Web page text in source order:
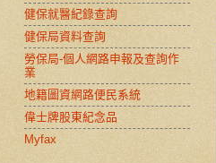
健保就醫紀錄查詢
健保局資料查詢
勞保局-個人網路申報及查詢作
業
地籍圖資網路便民系統
偉士牌股東紀念品
Myfax